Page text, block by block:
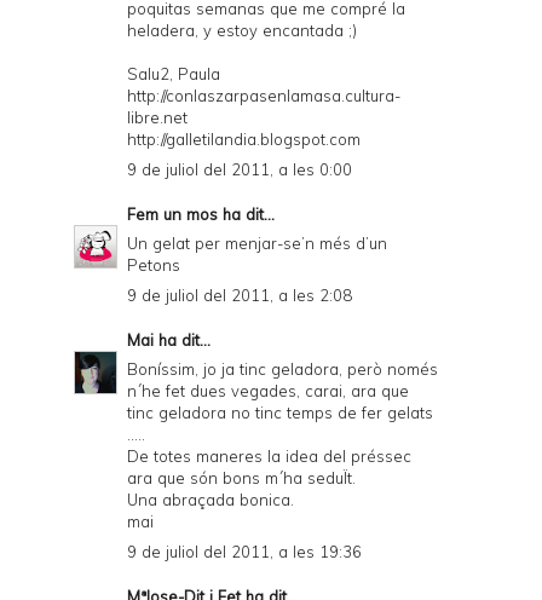
poquitas semanas que me compré la
heladera, y estoy encantada ;)
Salu2, Paula
http://conlaszarpasenlamasa.cultura-
libre.net
http://galletilandia.blogspot.com
9 de juliol del 2011, a les 0:00
Fem un mos ha dit...
Un gelat per menjar-se’n més d’un
Petons
9 de juliol del 2011, a les 2:08
Mai ha dit...
Boníssim, jo ja tinc geladora, però només
n´he fet dues vegades, carai, ara que
tinc geladora no tinc temps de fer gelats
.....
De totes maneres la idea del préssec
ara que són bons m´ha seduÏt.
Una abraçada bonica.
mai
9 de juliol del 2011, a les 19:36